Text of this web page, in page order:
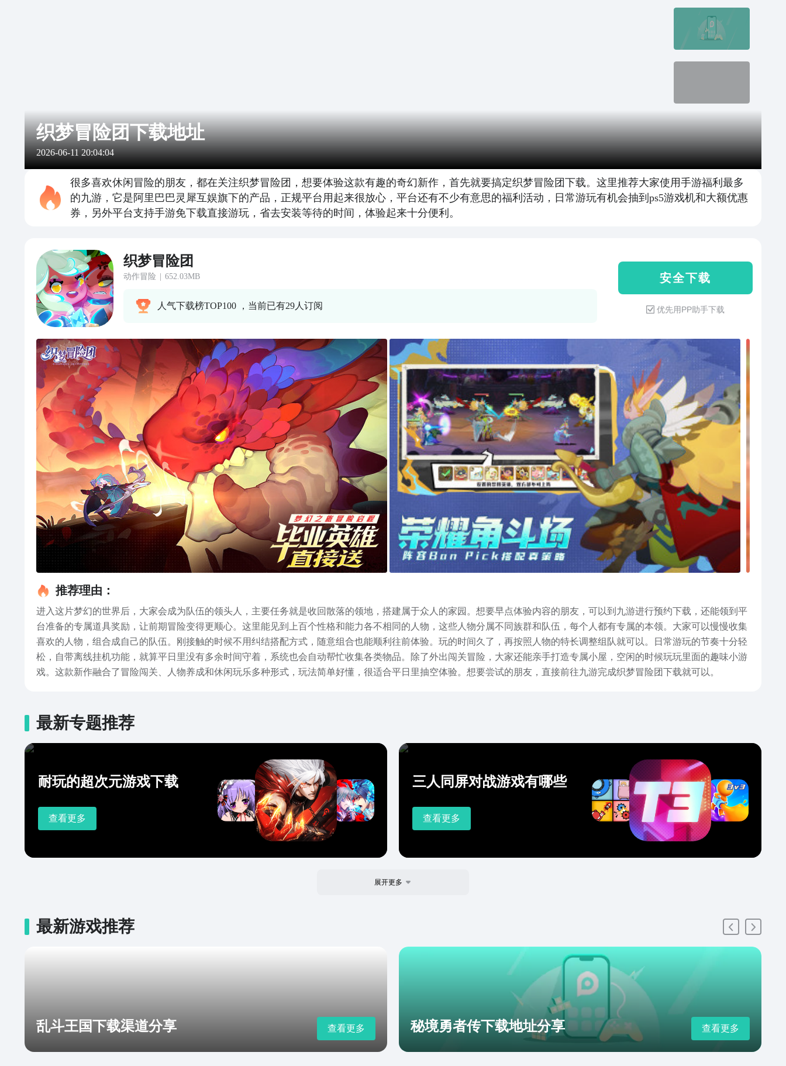
织梦冒险团下载地址
2026-06-11 20:04:04
很多喜欢休闲冒险的朋友，都在关注织梦冒险团，想要体验这款有趣的奇幻新作，首先就要搞定织梦冒险团下载。这里推荐大家使用手游福利最多
的九游，它是阿里巴巴灵犀互娱旗下的产品，正规平台用起来很放心，平台还有不少有意思的福利活动，日常游玩有机会抽到ps5游戏机和大额优惠
券，另外平台支持手游免下载直接游玩，省去安装等待的时间，体验起来十分便利。
织梦冒险团
动作冒险 652.03MB
人气下载榜TOP100 ，当前已有29人订阅
安 全 下 载
优先用PP助手下载
推荐理由：
进入这片梦幻的世界后，大家会成为队伍的领头人，主要任务就是收回散落的领地，搭建属于众人的家园。想要早点体验内容的朋友，可以到九游进行预约下载，还能领到平
台准备的专属道具奖励，让前期冒险变得更顺心。这里能见到上百个性格和能力各不相同的人物，这些人物分属不同族群和队伍，每个人都有专属的本领。大家可以慢慢收集
喜欢的人物，组合成自己的队伍。刚接触的时候不用纠结搭配方式，随意组合也能顺利往前体验。玩的时间久了，再按照人物的特长调整组队就可以。日常游玩的节奏十分轻
松，自带离线挂机功能，就算平日里没有多余时间守着，系统也会自动帮忙收集各类物品。除了外出闯关冒险，大家还能亲手打造专属小屋，空闲的时候玩玩里面的趣味小游
戏。这款新作融合了冒险闯关、人物养成和休闲玩乐多种形式，玩法简单好懂，很适合平日里抽空体验。想要尝试的朋友，直接前往九游完成织梦冒险团下载就可以。
最新专题推荐
耐玩的超次元游戏下载
查看更多
三人同屏对战游戏有哪些
查看更多
展开更多
最新游戏推荐
乱斗王国下载渠道分享 查看更多 秘境勇者传下载地址分享 查看更多